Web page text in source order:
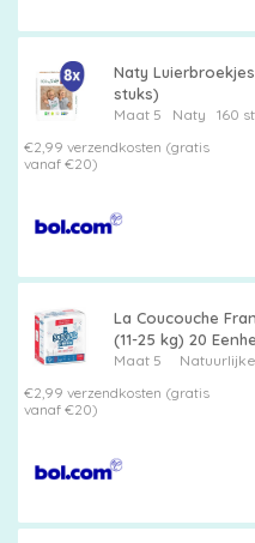
Naty
stuks)
Maat 5 Naty
160 st
€2,99 verzendkosten (gratis
vanaf €20)
La Coucouche
(11-25 kg) 20
Maat 5
€2,99 verzendkosten (gratis
vanaf €20)